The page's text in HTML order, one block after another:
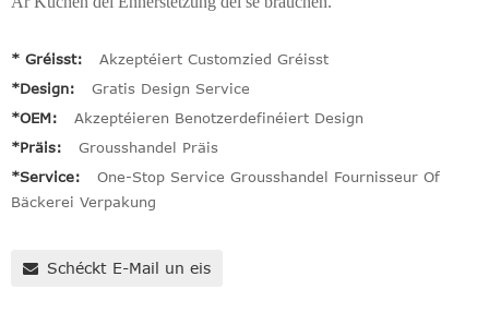
* Gréisst:
Akzeptéiert Customzied Gréisst
*Design:
Gratis Design Service
*OEM:
Akzeptéieren Benotzerdefinéiert Design
*Präis:
Grousshandel Präis
*Service:
One-Stop Service Grousshandel Fournisseur Of
Bäckerei Verpakung
Schéckt E-Mail un eis